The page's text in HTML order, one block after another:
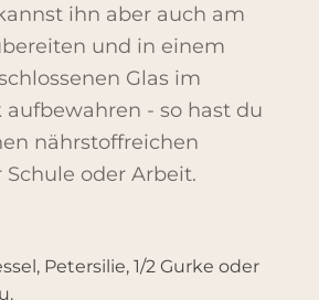
ihn aber auch am
und in einem
Glas im
aufbewahren - so hast du
nährstoffreichen
oder Arbeit.
Petersilie, 1/2 Gurke oder